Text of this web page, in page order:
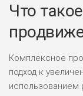
Что
Комплексное
подход к
использованием